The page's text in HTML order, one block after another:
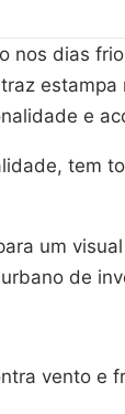
nos dias
e
tem
um
de
vento e